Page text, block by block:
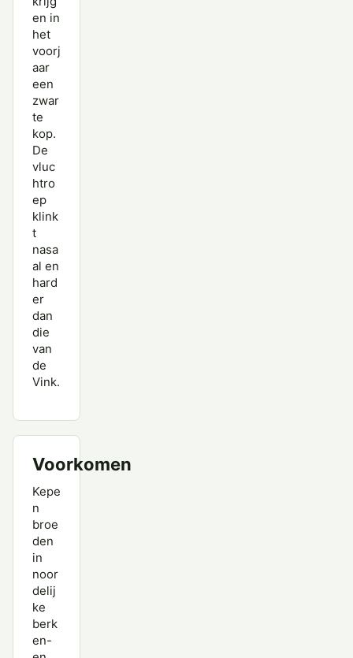
en in
het
voorj
aar
een
zwar
te
kop.
De
vluc
htro
ep
klink
t
nasa
al en
hard
er
dan
die
van
de
Vink.
Voorkomen
Kepe
n
broe
den
in
noor
delij
ke
berk
en-